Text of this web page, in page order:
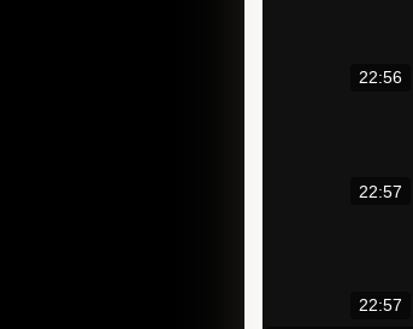
22:56
22:57
22:57